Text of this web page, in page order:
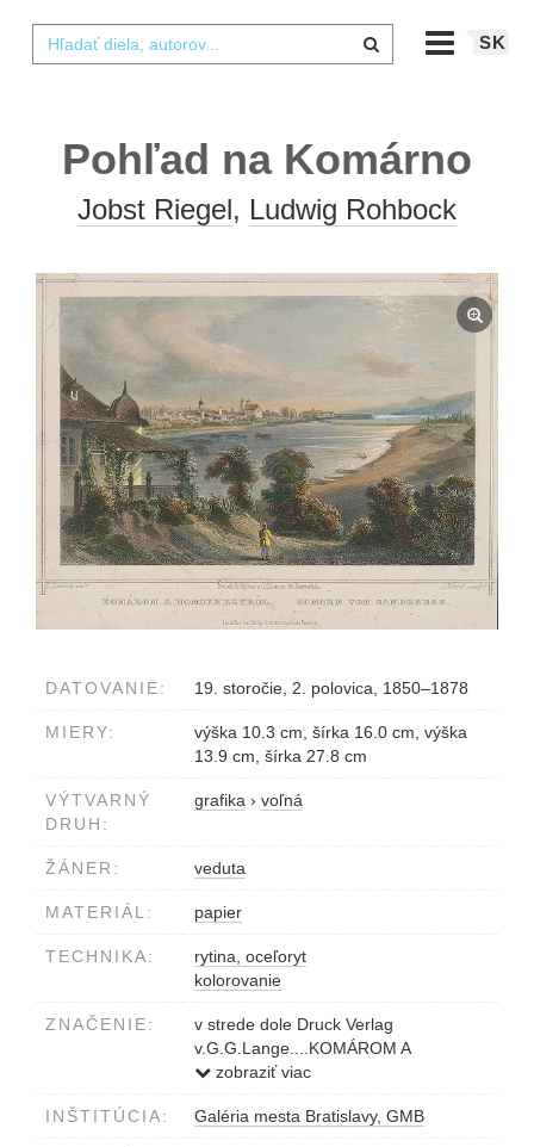
SK
Pohľad na Komárno
Jobst Riegel, Ludwig Rohbock
DATOVANIE: 19. storočie, 2. polovica, 1850–1878
MIERY:
výška 10.3 cm, šírka 16.0 cm, výška
13.9 cm, šírka 27.8 cm
VÝTVARNÝ
DRUH:
grafika › voľná
ŽÁNER: veduta
MATERIÁL: papier
TECHNIKA:
rytina, oceľoryt
kolorovanie
ZNAČENIE:
v strede dole Druck Verlag
v.G.G.Lange....KOMÁROM A
HOMOKHEGYROL KOMORN
vpravo dole J.Riegel sculp.
zobraziť viac
INŠTITÚCIA: Galéria mesta Bratislavy, GMB